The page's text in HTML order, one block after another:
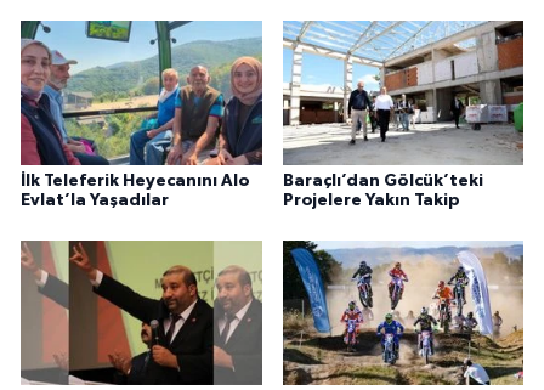
İlk Teleferik Heyecanını Alo
Evlat’la Yaşadılar
Baraçlı’dan Gölcük’teki
Projelere Yakın Takip